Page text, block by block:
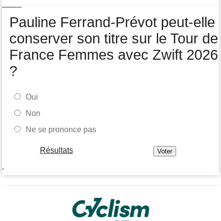
16:38
Média
Les vidéos cyclisme sont sur Dailymotion : Cyclism'Actu TV
Pauline Ferrand-Prévot peut-elle
conserver son titre sur le Tour de
France Femmes avec Zwift 2026
?
Oui
Non
Ne se prononce pas
Résultats
-